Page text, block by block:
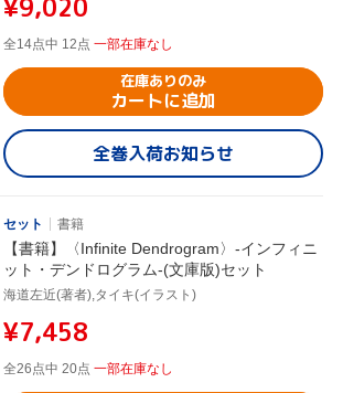
全14点中 12点 一部在庫なし
在庫ありのみ
カートに追加
全巻入荷お知らせ
セット 書籍
【書籍】〈Infinite Dendrogram〉-インフィニ
ット・デンドログラム-(文庫版)セット
海道左近(著者),タイキ(イラスト)
¥7,458
全26点中 20点 一部在庫なし